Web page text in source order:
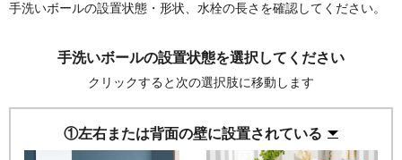
手洗いボールの設置状態・形状、水栓の長さを確認してください。
手洗いボールの設置状態を選択してください
クリックすると次の選択肢に移動します
①左右または背面の壁に設置されている